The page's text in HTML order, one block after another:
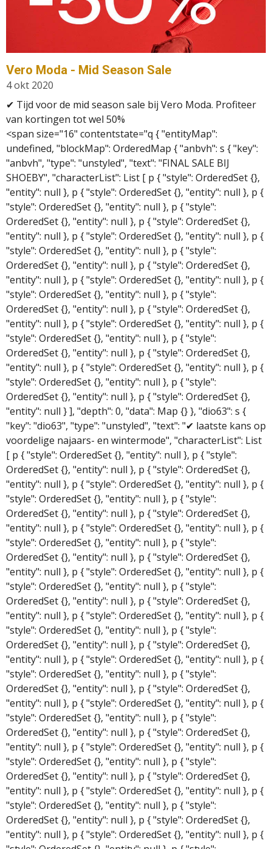
Vero Moda - Mid Season Sale
4 okt 2020
✔ Tijd voor de mid season sale bij Vero Moda. Profiteer
van kortingen tot wel 50%
<span size="16" contentstate="q { "entityMap":
undefined, "blockMap": OrderedMap { "anbvh": s { "key":
"anbvh", "type": "unstyled", "text": "FINAL SALE BIJ
SHOEBY", "characterList": List [ p { "style": OrderedSet {},
"entity": null }, p { "style": OrderedSet {}, "entity": null }, p {
"style": OrderedSet {}, "entity": null }, p { "style":
OrderedSet {}, "entity": null }, p { "style": OrderedSet {},
"entity": null }, p { "style": OrderedSet {}, "entity": null }, p {
"style": OrderedSet {}, "entity": null }, p { "style":
OrderedSet {}, "entity": null }, p { "style": OrderedSet {},
"entity": null }, p { "style": OrderedSet {}, "entity": null }, p {
"style": OrderedSet {}, "entity": null }, p { "style":
OrderedSet {}, "entity": null }, p { "style": OrderedSet {},
"entity": null }, p { "style": OrderedSet {}, "entity": null }, p {
"style": OrderedSet {}, "entity": null }, p { "style":
OrderedSet {}, "entity": null }, p { "style": OrderedSet {},
"entity": null }, p { "style": OrderedSet {}, "entity": null }, p {
"style": OrderedSet {}, "entity": null }, p { "style":
OrderedSet {}, "entity": null }, p { "style": OrderedSet {},
"entity": null } ], "depth": 0, "data": Map {} }, "dio63": s {
"key": "dio63", "type": "unstyled", "text": "✔ laatste kans op
voordelige najaars- en wintermode", "characterList": List
[ p { "style": OrderedSet {}, "entity": null }, p { "style":
OrderedSet {}, "entity": null }, p { "style": OrderedSet {},
"entity": null }, p { "style": OrderedSet {}, "entity": null }, p {
"style": OrderedSet {}, "entity": null }, p { "style":
OrderedSet {}, "entity": null }, p { "style": OrderedSet {},
"entity": null }, p { "style": OrderedSet {}, "entity": null }, p {
"style": OrderedSet {}, "entity": null }, p { "style":
OrderedSet {}, "entity": null }, p { "style": OrderedSet {},
"entity": null }, p { "style": OrderedSet {}, "entity": null }, p {
"style": OrderedSet {}, "entity": null }, p { "style":
OrderedSet {}, "entity": null }, p { "style": OrderedSet {},
"entity": null }, p { "style": OrderedSet {}, "entity": null }, p {
"style": OrderedSet {}, "entity": null }, p { "style":
OrderedSet {}, "entity": null }, p { "style": OrderedSet {},
"entity": null }, p { "style": OrderedSet {}, "entity": null }, p {
"style": OrderedSet {}, "entity": null }, p { "style":
OrderedSet {}, "entity": null }, p { "style": OrderedSet {},
"entity": null }, p { "style": OrderedSet {}, "entity": null }, p {
"style": OrderedSet {}, "entity": null }, p { "style":
OrderedSet {}, "entity": null }, p { "style": OrderedSet {},
"entity": null }, p { "style": OrderedSet {}, "entity": null }, p {
"style": OrderedSet {}, "entity": null }, p { "style":
OrderedSet {}, "entity": null }, p { "style": OrderedSet {},
"entity": null }, p { "style": OrderedSet {}, "entity": null }, p {
"style": OrderedSet {}, "entity": null }, p { "style":
OrderedSet {}, "entity": null }, p { "style": OrderedSet {},
"entity": null }, p { "style": OrderedSet {}, "entity": null }, p {